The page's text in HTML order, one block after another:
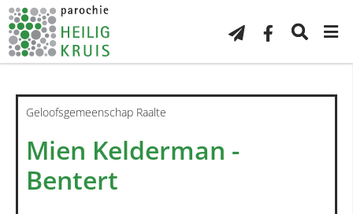
Geloofsgemeenschap Raalte
Mien Kelderman -
Bentert